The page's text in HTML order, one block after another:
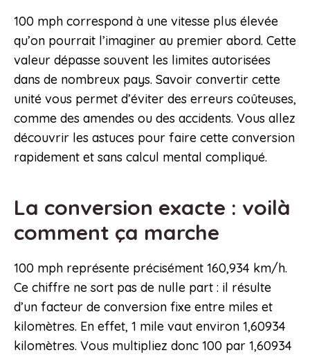
100 mph correspond à une vitesse plus élevée
qu’on pourrait l’imaginer au premier abord. Cette
valeur dépasse souvent les limites autorisées
dans de nombreux pays. Savoir convertir cette
unité vous permet d’éviter des erreurs coûteuses,
comme des amendes ou des accidents. Vous allez
découvrir les astuces pour faire cette conversion
rapidement et sans calcul mental compliqué.
La conversion exacte : voilà
comment ça marche
100 mph représente précisément 160,934 km/h.
Ce chiffre ne sort pas de nulle part : il résulte
d’un facteur de conversion fixe entre miles et
kilomètres. En effet, 1 mile vaut environ 1,60934
kilomètres. Vous multipliez donc 100 par 1,60934